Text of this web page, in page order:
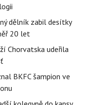
dělník zabil desítky
20 let
Chorvatska udeřila
BKFC šampion ve